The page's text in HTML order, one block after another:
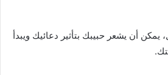
أن يشعر حبيبك بتأثير دعائيك ويبدأ